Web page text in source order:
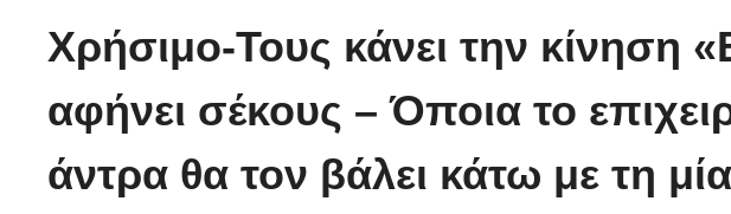
320
μια
Χειριστής κλαρκ έχει
μια απίστευτα άτυχη
έμεινε σε όλους
αξέχαστος, όπως θα
μείνει και σ’ εσάς
Χρήσιμο-Τους κάνει την κίνηση
αφήνει σέκους – Όποια το
άντρα θα τον βάλει κάτω με τη